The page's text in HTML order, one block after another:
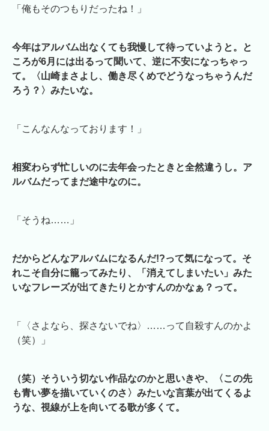
「俺もそのつもりだったね！」
今年はアルバム出なくても我慢して待っていようと。と
ころが6月には出るって聞いて、逆に不安になっちゃっ
て。〈山崎まさよし、働き尽くめでどうなっちゃうんだ
ろう？〉みたいな。
「こんなんなっております！」
相変わらず忙しいのに去年会ったときと全然違うし。ア
ルバムだってまだ途中なのに。
「そうね……」
だからどんなアルバムになるんだ!?って気になって。そ
れこそ自分に籠ってみたり、「消えてしまいたい」みた
いなフレーズが出てきたりとかすんのかなぁ？って。
「〈さよなら、探さないでね〉……って自殺すんのかよ
（笑）」
（笑）そういう切ない作品なのかと思いきや、〈この先
も青い夢を描いていくのさ〉みたいな言葉が出てくるよ
うな、視線が上を向いてる歌が多くて。